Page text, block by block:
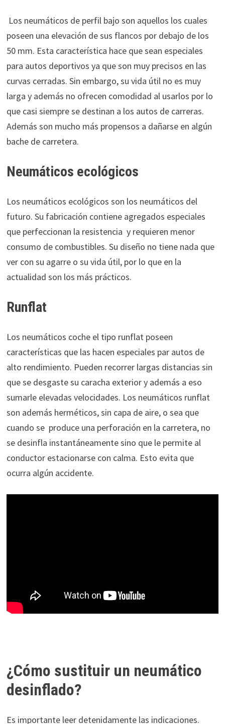
Los neumáticos de perfil bajo son aquellos los cuales
poseen una elevación de sus flancos por debajo de los
50 mm. Esta característica hace que sean especiales
para autos deportivos ya que son muy precisos en las
curvas cerradas. Sin embargo, su vida útil no es muy
larga y además no ofrecen comodidad al usarlos por lo
que casi siempre se destinan a los autos de carreras.
Además son mucho más propensos a dañarse en algún
bache de carretera.
Neumáticos ecológicos
Los neumáticos ecológicos son los neumáticos del
futuro. Su fabricación contiene agregados especiales
que perfeccionan la resistencia y requieren menor
consumo de combustibles. Su diseño no tiene nada que
ver con su agarre o su vida útil, por lo que en la
actualidad son los más prácticos.
Runflat
Los neumáticos coche el tipo runflat poseen
características que las hacen especiales par autos de
alto rendimiento. Pueden recorrer largas distancias sin
que se desgaste su caracha exterior y además a eso
sumarle elevadas velocidades. Los neumáticos runflat
son además herméticos, sin capa de aire, o sea que
cuando se produce una perforación en la carretera, no
se desinfla instantáneamente sino que le permite al
conductor estacionarse con calma. Esto evita que
ocurra algún accidente.
¿Cómo sustituir un neumático
desinflado?
Es importante leer detenidamente las indicaciones.